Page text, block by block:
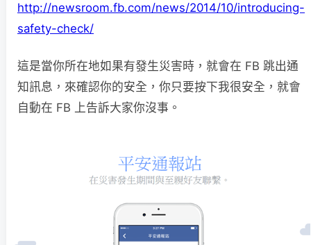
http://newsroom.fb.com/news/2014/10/introducing-
safety-check/
這是當你所在地如果有發生災害時，就會在 FB 跳出通
知訊息，來確認你的安全，你只要按下我很安全，就會
自動在 FB 上告訴大家你沒事。